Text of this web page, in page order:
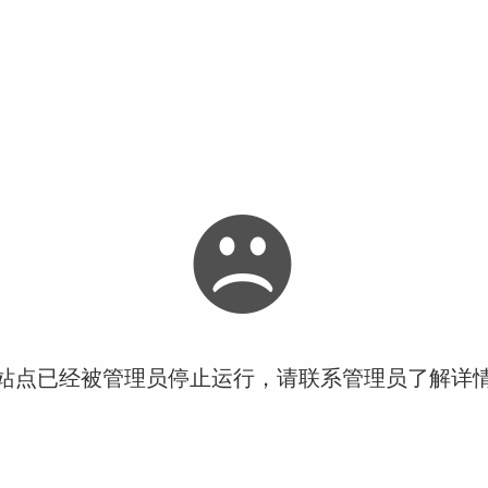
点已经被管理员停止运行，请联系管理员了解详